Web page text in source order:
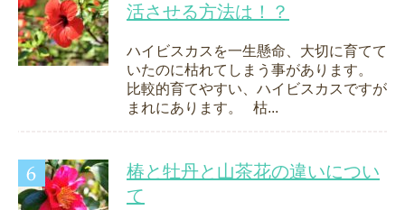
活させる方法は！？
ハイビスカスを一生懸命、大切に育てて
いたのに枯れてしまう事があります。
比較的育てやすい、ハイビスカスですが
まれにあります。 枯...
椿と牡丹と山茶花の違いについ
て